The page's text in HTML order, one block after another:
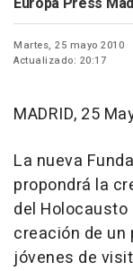
Martes, 25 mayo 2010
Actualizado: 20:17
MADRID, 25
La nueva
propondrá la
del
creación de
jóvenes de